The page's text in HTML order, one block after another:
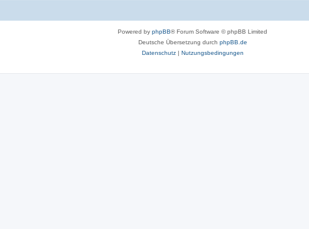
Powered by phpBB® Forum Software © phpBB Limited
Deutsche Übersetzung durch phpBB.de
Datenschutz| Nutzungsbedingungen